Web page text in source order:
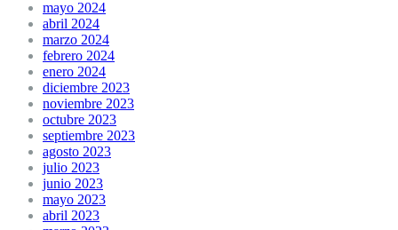
mayo 2024
abril 2024
marzo 2024
febrero 2024
enero 2024
diciembre 2023
noviembre 2023
octubre 2023
septiembre 2023
agosto 2023
julio 2023
junio 2023
mayo 2023
abril 2023